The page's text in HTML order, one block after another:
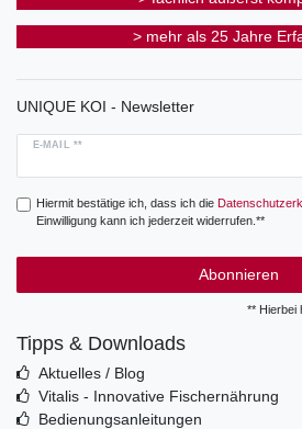
> mehr als 25 Jahre
UNIQUE KOI - Newsletter
E-MAIL **
Hiermit bestätige ich, dass ich die
Einwilligung kann ich jederzeit widerrufen.**
Abonnieren
** Hierbei
Tipps & Downloads
Aktuelles / Blog
Vitalis - Innovative Fischernährung
Bedienungsanleitungen